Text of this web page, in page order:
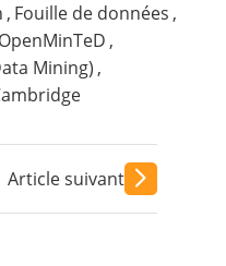
, Fouille de données ,
OpenMinTeD ,
Mining) ,
Article suivant